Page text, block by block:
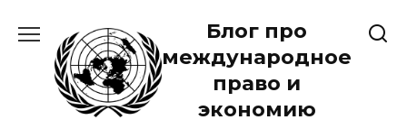
содержанию
Блог про
международное
право и
экономию